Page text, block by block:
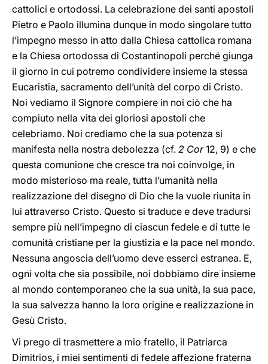
cattolici e ortodossi. La celebrazione dei santi apostoli
Pietro e Paolo illumina dunque in modo singolare tutto
l’impegno messo in atto dalla Chiesa cattolica romana
e la Chiesa ortodossa di Costantinopoli perché giunga
il giorno in cui potremo condividere insieme la stessa
Eucaristia, sacramento dell’unità del corpo di Cristo.
Noi vediamo il Signore compiere in noi ciò che ha
compiuto nella vita dei gloriosi apostoli che
celebriamo. Noi crediamo che la sua potenza si
manifesta nella nostra debolezza (cf. 2 Cor12, 9) e che
questa comunione che cresce tra noi coinvolge, in
modo misterioso ma reale, tutta l’umanità nella
realizzazione del disegno di Dio che la vuole riunita in
lui attraverso Cristo. Questo si traduce e deve tradursi
sempre più nell’impegno di ciascun fedele e di tutte le
comunità cristiane per la giustizia e la pace nel mondo.
Nessuna angoscia dell’uomo deve esserci estranea. E,
ogni volta che sia possibile, noi dobbiamo dire insieme
al mondo contemporaneo che la sua unità, la sua pace,
la sua salvezza hanno la loro origine e realizzazione in
Gesù Cristo.
Vi prego di trasmettere a mio fratello, il Patriarca
Dimitrios, i miei sentimenti di fedele affezione fraterna